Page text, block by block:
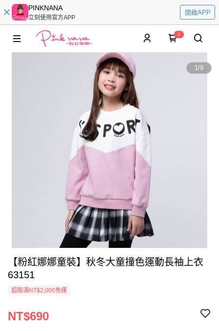
PINKNANA
立刻使用官方APP
開啟APP
0
1/9
【粉紅娜娜童裝】秋冬大童撞色運動長袖上衣
63151
超取滿NT$2,000免運
NT$690